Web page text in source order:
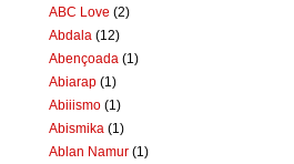
ABC Love (2)
Abdala (12)
Abençoada (1)
Abiarap (1)
Abiiismo (1)
Abismika (1)
Ablan Namur (1)